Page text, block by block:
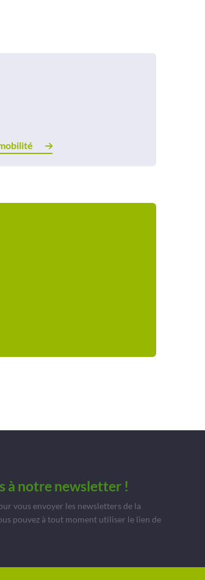
à notre newsletter !
vous envoyer les newsletters de la
pouvez à tout moment utiliser le lien de